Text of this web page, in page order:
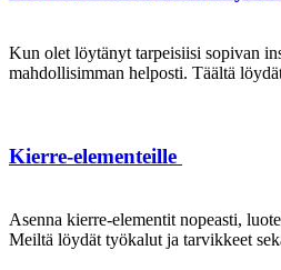
Kun olet löytänyt tarpeisiisi sopivan
mahdollisimman helposti. Täältä
Kierre-elementeille
Asenna kierre-elementit nopeasti,
Meiltä löydät työkalut ja tarvikkeet